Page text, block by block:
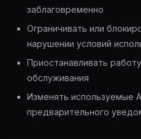
заблаговременно
Ограничивать или
нарушении условий
Приостанавливать
обслуживания
Изменять используемые
предварительного